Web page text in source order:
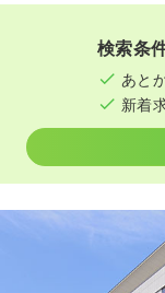
8:30～
4週8休以上
気
検索条
あと
新着